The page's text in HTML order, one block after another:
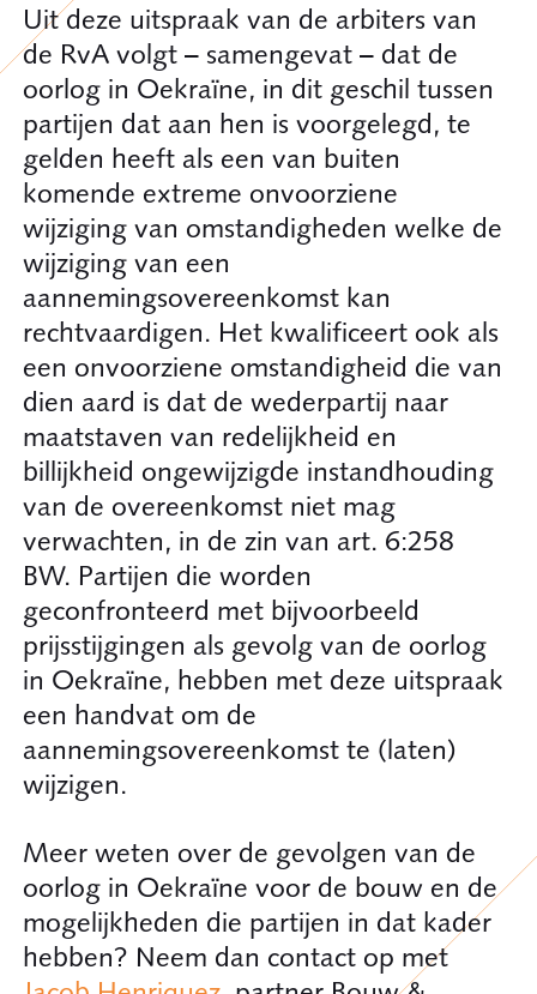
Uit deze uitspraak van de arbiters van
de RvA volgt – samengevat – dat de
oorlog in Oekraïne, in dit geschil tussen
partijen dat aan hen is voorgelegd, te
gelden heeft als een van buiten
komende extreme onvoorziene
wijziging van omstandigheden welke de
wijziging van een
aannemingsovereenkomst kan
rechtvaardigen. Het kwalificeert ook als
een onvoorziene omstandigheid die van
dien aard is dat de wederpartij naar
maatstaven van redelijkheid en
billijkheid ongewijzigde instandhouding
van de overeenkomst niet mag
verwachten, in de zin van art. 6:258
BW. Partijen die worden
geconfronteerd met bijvoorbeeld
prijsstijgingen als gevolg van de oorlog
in Oekraïne, hebben met deze uitspraak
een handvat om de
aannemingsovereenkomst te (laten)
wijzigen.
Meer weten over de gevolgen van de
oorlog in Oekraïne voor de bouw en de
mogelijkheden die partijen in dat kader
hebben? Neem dan contact op met